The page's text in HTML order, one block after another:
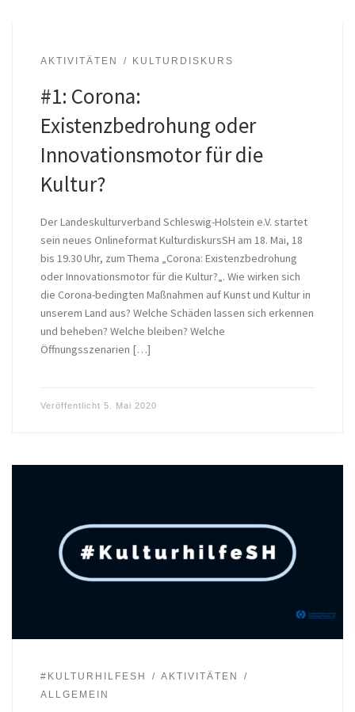
AKTIVITÄTEN KULTURDISKURS
#1: Corona:
Existenzbedrohung oder
Innovationsmotor für die
Kultur?
Der Landeskulturverband Schleswig-Holstein e.V. startet
sein neues Onlineformat KulturdiskursSH am 18. Mai, 18
bis 19.30 Uhr, zum Thema „Corona: Existenzbedrohung
oder Innovationsmotor für die Kultur?„. Wie wirken sich
die Corona-bedingten Maßnahmen auf Kunst und Kultur in
unserem Land aus? Welche Schäden lassen sich erkennen
und beheben? Welche bleiben? Welche
Öffnungsszenarien […]
Veröffentlicht 5. Mai 2020
#KULTURHILFESH
AKTIVITÄTEN
ALLGEMEIN